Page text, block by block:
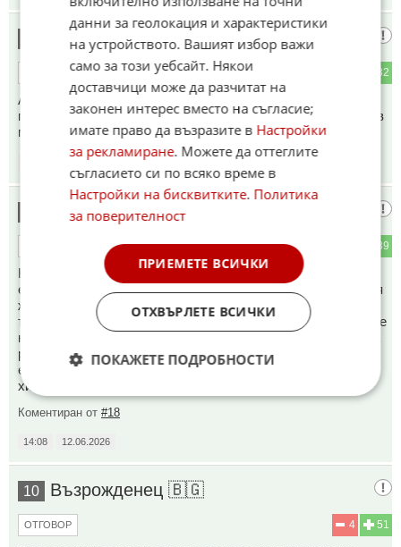
Васил
32
ОТГОВОР
Ами и ние може да се похвалим не внасяме газ а плащаме
по 500 хиляди дневно това колко крачки са??? Дали Радев
може да отговори на този въпрос???
12.06.2026
Гориил
39
Но в същото време България погреба ядрената си
енергетика, като съкрати с десетилетия експлоатационния
живот на ядрените реактори, построени по руска
технология, която не позволява неразрешеното използване
на други видове ядрено гориво.Рано или късно животът на
руските ядрени реактори ще приключи и атомната
електроцентрала ще се превърне във вековен (ако не и
хилядолетен) гроб.
Коментиран от #18
14:08 12.06.2026
10 Възрожденец 🇧🇬
51
4
ОТГОВОР
данни за геолокация и характеристики
на устройството. Вашият избор важи
само за този уебсайт. Някои
доставчици може да разчитат на
законен интерес вместо на съгласие;
имате право да възразите в Настройки
за рекламиране. Можете да оттеглите
съгласието си по всяко време в
Настройки на бисквитките. Политика
за поверителност
ПРИЕМЕТЕ ВСИЧКИ
ОТХВЪРЛЕТЕ ВСИЧКИ
ПОКАЖЕТЕ ПОДРОБНОСТИ